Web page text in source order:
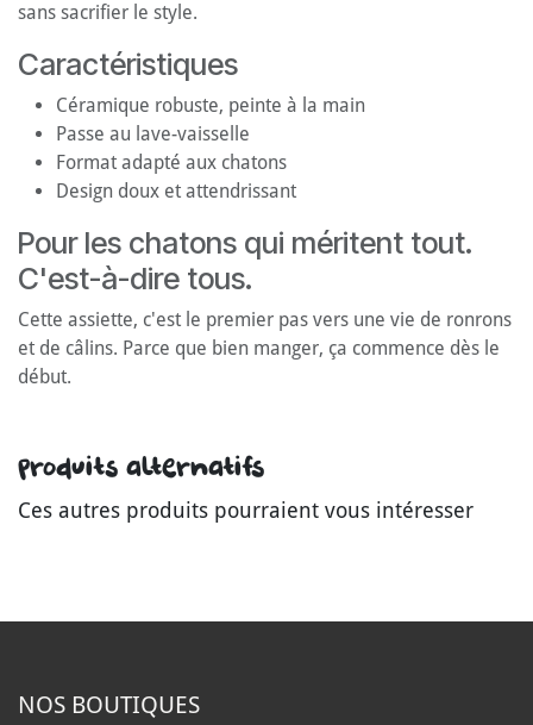
sans sacrifier le style.
Caractéristiques
Céramique robuste, peinte à la main
Passe au lave-vaisselle
Format adapté aux chatons
Design doux et attendrissant
Pour les chatons qui méritent tout.
C'est-à-dire tous.
Cette assiette, c'est le premier pas vers une vie de ronrons
et de câlins. Parce que bien manger, ça commence dès le
début.
Produits alternatifs
Ces autres produits pourraient vous intéresser
NOS BOUTIQUES